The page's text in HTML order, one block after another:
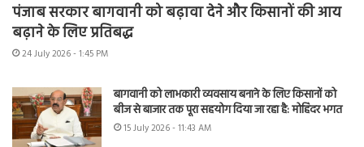
पंजाब सरकार बागवानी को बढ़ावा देने और किसानों की आय
बढ़ाने के लिए प्रतिबद्ध
24 July 2026 - 1:45 PM
बागवानी को लाभकारी व्यवसाय बनाने के लिए किसानों को
बीज से बाजार तक पूरा सहयोग दिया जा रहा है: मोहिंदर भगत
15 July 2026 - 11:43 AM